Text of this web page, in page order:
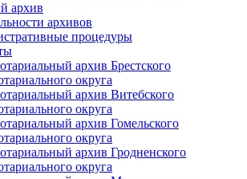
архив
архивов
процедуры
архив Брестского
округа
архив Витебского
округа
архив Гомельского
округа
архив Гродненского
округа